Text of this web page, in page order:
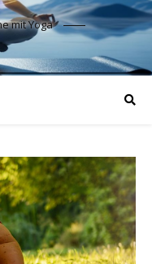
mit Yoga